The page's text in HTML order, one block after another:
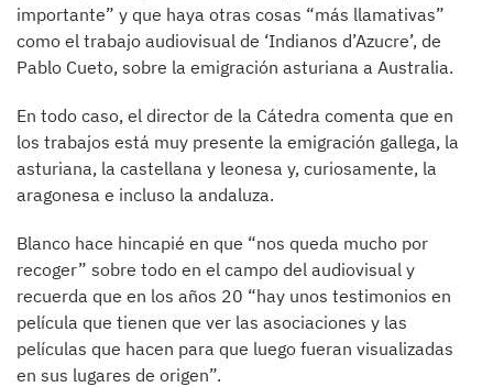
importante” y que haya otras cosas “más llamativas”
como el trabajo audiovisual de ‘Indianos d’Azucre’, de
Pablo Cueto, sobre la emigración asturiana a Australia.
En todo caso, el director de la Cátedra comenta que en
los trabajos está muy presente la emigración gallega, la
asturiana, la castellana y leonesa y, curiosamente, la
aragonesa e incluso la andaluza.
Blanco hace hincapié en que “nos queda mucho por
recoger” sobre todo en el campo del audiovisual y
recuerda que en los años 20 “hay unos testimonios en
película que tienen que ver las asociaciones y las
películas que hacen para que luego fueran visualizadas
en sus lugares de origen”.